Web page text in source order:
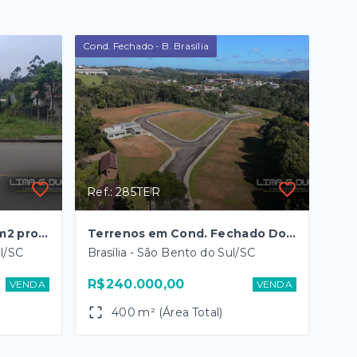
Terreno plano c/ 406,00 m2 pronto p/ construir- B. Serra Alta
SC
VENDA
Cond. Fechado - B. Brasília
Ref.: 285TER
Terrenos em Cond. Fechado Donavera - B. Brasília
Brasília - São Bento do Sul/SC
R$240.000,00 VENDA
400 m² (Área Total)